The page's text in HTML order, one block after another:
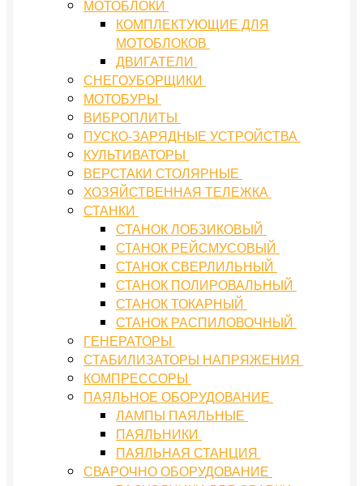
МОТОБЛОКИ
КОМПЛЕКТУЮЩИЕ ДЛЯ
МОТОБЛОКОВ
ДВИГАТЕЛИ
СНЕГОУБОРЩИКИ
МОТОБУРЫ
ВИБРОПЛИТЫ
ПУСКО-ЗАРЯДНЫЕ УСТРОЙСТВА
КУЛЬТИВАТОРЫ
ВЕРСТАКИ СТОЛЯРНЫЕ
ХОЗЯЙСТВЕННАЯ ТЕЛЕЖКА
СТАНКИ
СТАНОК ЛОБЗИКОВЫЙ
СТАНОК РЕЙСМУСОВЫЙ
СТАНОК СВЕРЛИЛЬНЫЙ
СТАНОК ПОЛИРОВАЛЬНЫЙ
СТАНОК ТОКАРНЫЙ
СТАНОК РАСПИЛОВОЧНЫЙ
ГЕНЕРАТОРЫ
СТАБИЛИЗАТОРЫ НАПРЯЖЕНИЯ
КОМПРЕССОРЫ
ПАЯЛЬНОЕ ОБОРУДОВАНИЕ
ЛАМПЫ ПАЯЛЬНЫЕ
ПАЯЛЬНИКИ
ПАЯЛЬНАЯ СТАНЦИЯ
СВАРОЧНО ОБОРУДОВАНИЕ